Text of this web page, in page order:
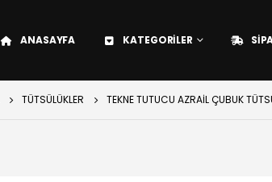
ANASAYFA KATEGORILER
TÜTSÜLÜKLER TEKNE TUTUCU AZRAIL ÇUBUK